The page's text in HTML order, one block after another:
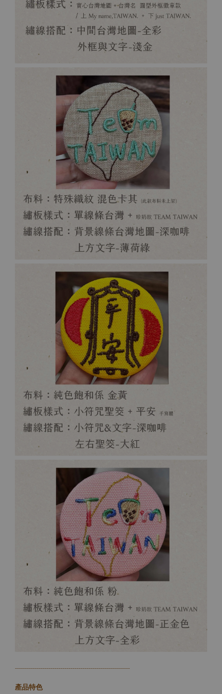
----------------------------------------------------------
產品特色